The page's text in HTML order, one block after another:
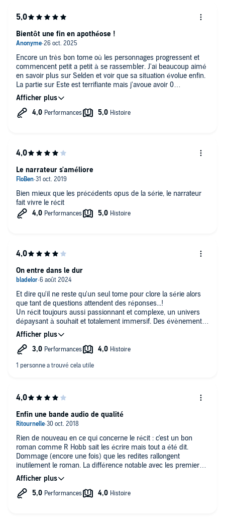
Encore un très bon tome où les personnages progressent et
commencent petit a petit à se rassembler. J'ai beaucoup aimé
en savoir plus sur Selden et voir que sa situation évolue enfin.
La partie sur Este est terrifiante mais j'avoue avoir 0
compassion pour lui tellement c'est une horrible personne.
Hâte de voir où tout cela va nous mener et surtout ces
problèmes de pigeons voyageurs.
Bientôt une fin en apothéose !
Bien mieux que les précédents opus de la série, le narrateur
fait vivre le récit
Le narrateur s'améliore
Et dire qu'il ne reste qu'un seul tome pour clore la série alors
que tant de questions attendent des réponses...!
Un récit toujours aussi passionnant et complexe, un univers
dépaysant à souhait et totalement immersif. Des évènements
tragiques surviennent dans ce septième tome, l'intensité
dramatique augmente de volume en volume. Quel sera le
dénouement final ?
On entre dans le dur
Rien de nouveau en ce qui concerne le récit : c'est un bon
roman comme R Hobb sait les écrire mais tout a été dit.
Dommage (encore une fois) que les redites rallongent
inutilement le roman. La différence notable avec les premiers
tomes est la qualité de la lecture. Cette fois, il n'y a rien à redire
: c'est un plaisir que d'écouter R Mathon.
Enfin une bande audio de qualité